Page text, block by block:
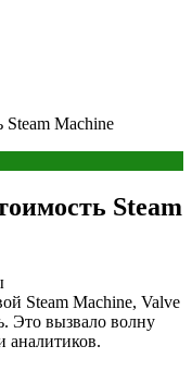
Steam Machine
Steam
Steam Machine, Valve
Это вызвало волну
аналитиков.